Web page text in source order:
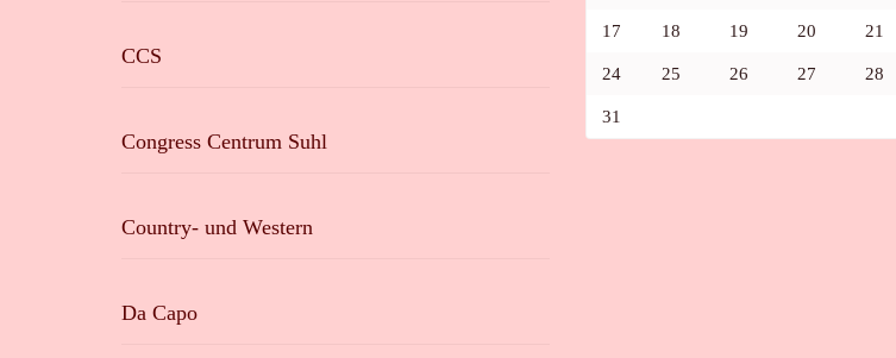
CCS
Congress Centrum Suhl
Country- und Western
Da Capo
17 18 19 20 21
24 25 26 27 28
31